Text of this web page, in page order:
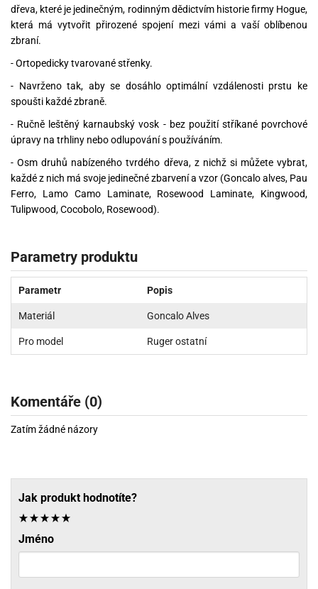
dřeva, které je jedinečným, rodinným dědictvím historie firmy Hogue,
která má vytvořit přirozené spojení mezi vámi a vaší oblíbenou
zbraní.
- Ortopedicky tvarované střenky.
- Navrženo tak, aby se dosáhlo optimální vzdálenosti prstu ke
spoušti každé zbraně.
- Ručně leštěný karnaubský vosk - bez použití stříkané povrchové
úpravy na trhliny nebo odlupování s používáním.
- Osm druhů nabízeného tvrdého dřeva, z nichž si můžete vybrat,
každé z nich má svoje jedinečné zbarvení a vzor (Goncalo alves, Pau
Ferro, Lamo Camo Laminate, Rosewood Laminate, Kingwood,
Tulipwood, Cocobolo, Rosewood).
Parametry produktu
Parametr Popis
Materiál Goncalo Alves
Pro model Ruger ostatní
Komentáře (0)
Zatím žádné názory
Jak produkt hodnotíte?
Jméno